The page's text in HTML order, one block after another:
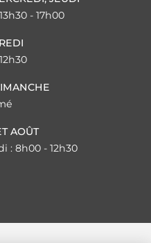
- 17h00
AOÛT
: 8h00 - 12h30